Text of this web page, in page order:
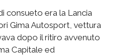
consueto era la Lancia
Gima Autosport, vettura
dopo il ritiro avvenuto
Capitale ed